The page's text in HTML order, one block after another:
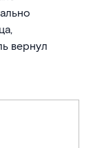
вернул